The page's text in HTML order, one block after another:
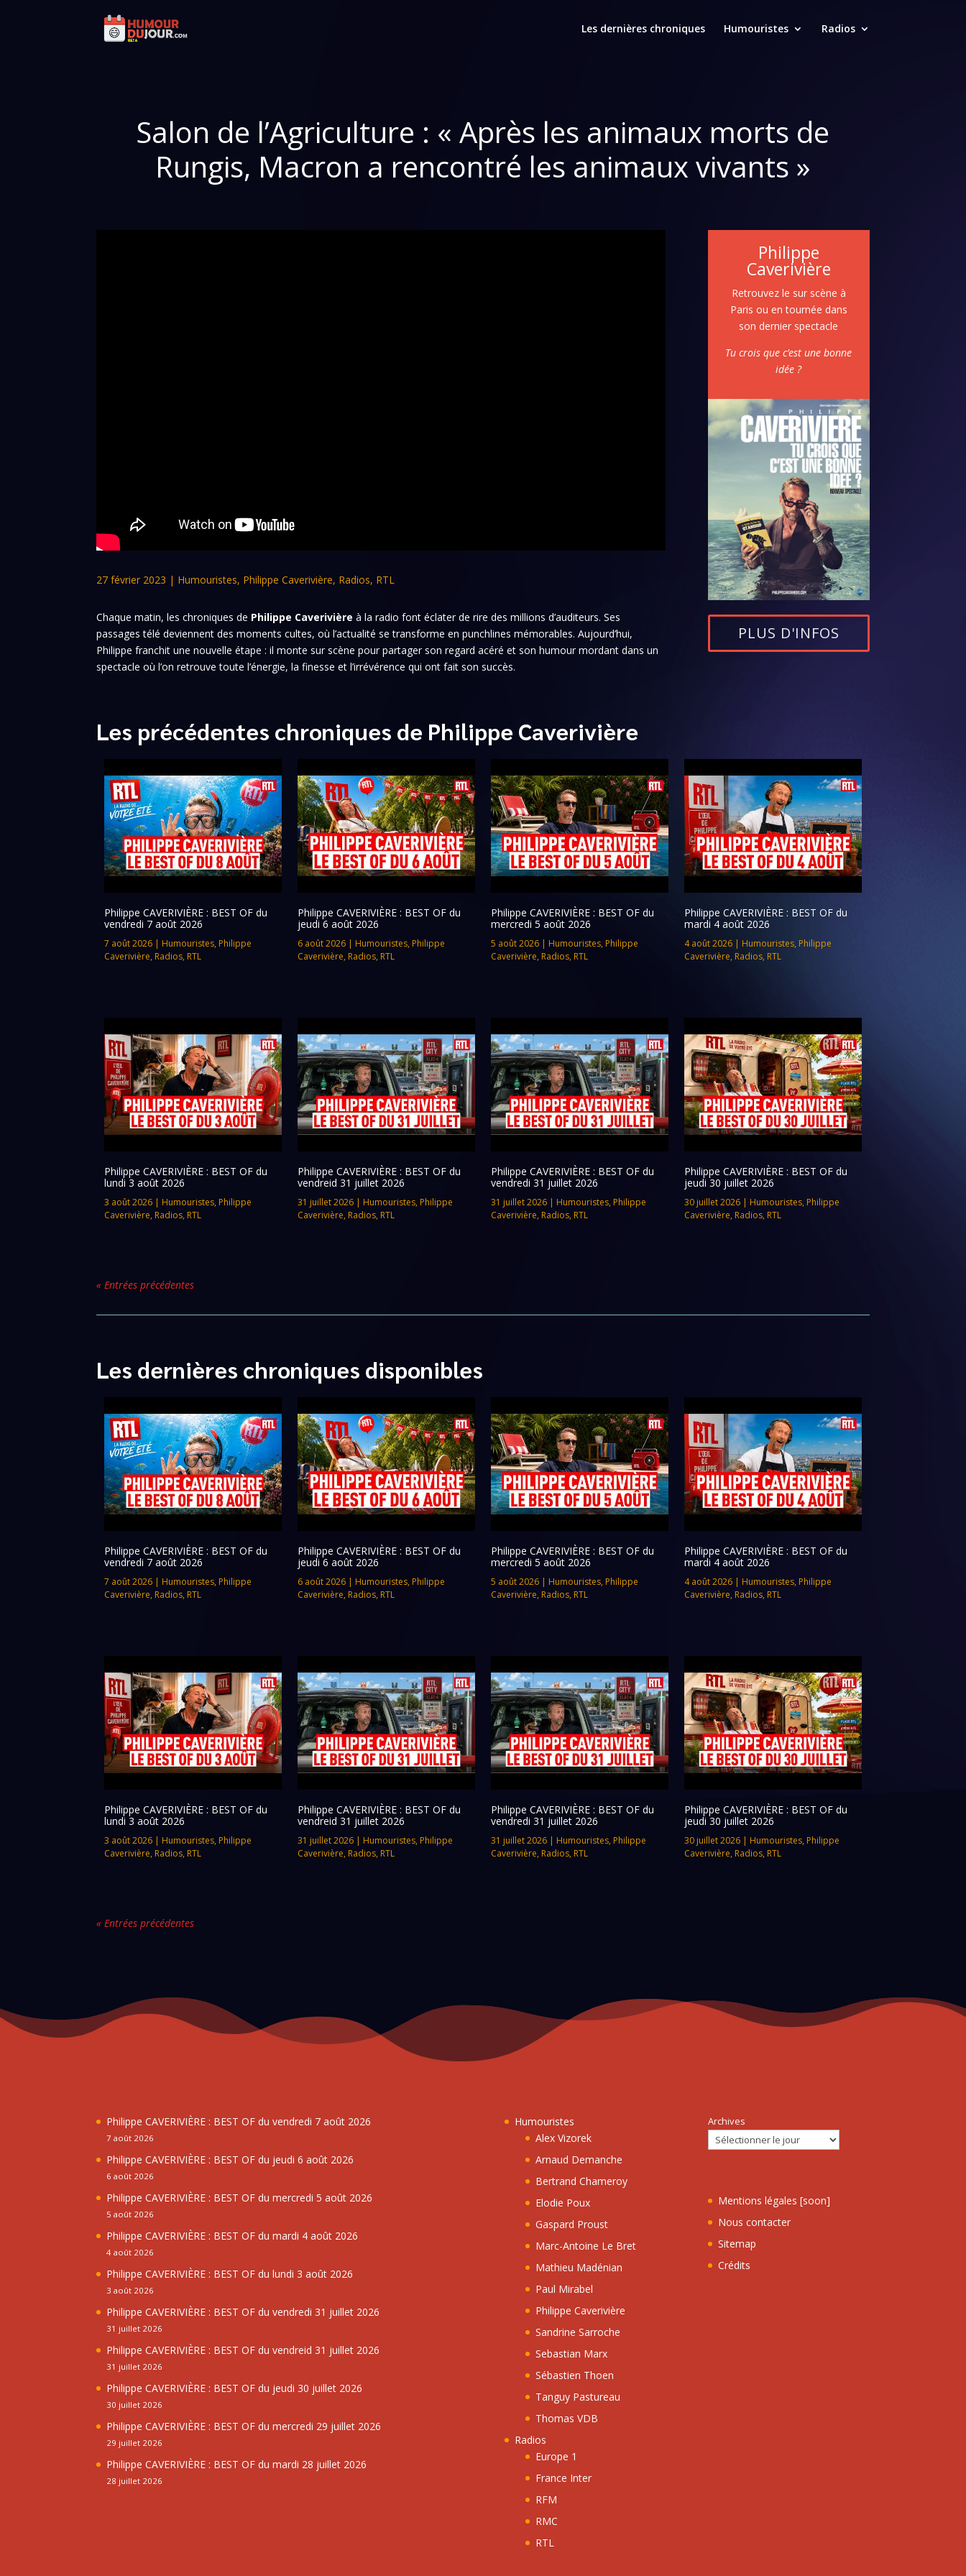
Les dernières chroniques Humouristes Radios
Salon de l’Agriculture : « Après les animaux morts de
Rungis, Macron a rencontré les animaux vivants »
27 février 2023 | Humouristes, Philippe Caverivière, Radios, RTL
Chaque matin, les chroniques de Philippe Caverivière à la radio font éclater de rire des millions d’auditeurs. Ses
passages télé deviennent des moments cultes, où l’actualité se transforme en punchlines mémorables. Aujourd’hui,
Philippe franchit une nouvelle étape : il monte sur scène pour partager son regard acéré et son humour mordant dans un
spectacle où l’on retrouve toute l’énergie, la finesse et l’irrévérence qui ont fait son succès.
Philippe
Caverivière
Retrouvez le sur scène à
Paris ou en tournée dans
son dernier spectacle
Tu crois que c’est une bonne
idée ?
PLUS D'INFOS
Les précédentes chroniques de Philippe Caverivière
Philippe CAVERIVIÈRE : BEST OF du
vendredi 7 août 2026
7 août 2026 | Humouristes, Philippe
Caverivière, Radios, RTL
Philippe CAVERIVIÈRE : BEST OF du
jeudi 6 août 2026
6 août 2026| Humouristes, Philippe
Caverivière, Radios, RTL
Philippe CAVERIVIÈRE : BEST OF du
mercredi 5 août 2026
5 août 2026| Humouristes, Philippe
Caverivière, Radios, RTL
Philippe CAVERIVIÈRE : BEST OF du
mardi 4 août 2026
4 août 2026| Humouristes, Philippe
Caverivière, Radios, RTL
Philippe CAVERIVIÈRE : BEST OF du
lundi 3 août 2026
3 août 2026 | Humouristes, Philippe
Caverivière, Radios, RTL
Philippe CAVERIVIÈRE : BEST OF du
vendreid 31 juillet 2026
31 juillet 2026| Humouristes, Philippe
Caverivière, Radios, RTL
Philippe CAVERIVIÈRE : BEST OF du
vendredi 31 juillet 2026
31 juillet 2026| Humouristes, Philippe
Caverivière, Radios, RTL
Philippe CAVERIVIÈRE : BEST OF du
jeudi 30 juillet 2026
30 juillet 2026| Humouristes, Philippe
Caverivière, Radios, RTL
« Entrées précédentes
Les dernières chroniques disponibles
Philippe CAVERIVIÈRE : BEST OF du
vendredi 7 août 2026
7 août 2026 | Humouristes, Philippe
Caverivière, Radios, RTL
Philippe CAVERIVIÈRE : BEST OF du
jeudi 6 août 2026
6 août 2026| Humouristes, Philippe
Caverivière, Radios, RTL
Philippe CAVERIVIÈRE : BEST OF du
mercredi 5 août 2026
5 août 2026| Humouristes, Philippe
Caverivière, Radios, RTL
Philippe CAVERIVIÈRE : BEST OF du
mardi 4 août 2026
4 août 2026| Humouristes, Philippe
Caverivière, Radios, RTL
Philippe CAVERIVIÈRE : BEST OF du
lundi 3 août 2026
3 août 2026 | Humouristes, Philippe
Caverivière, Radios, RTL
Philippe CAVERIVIÈRE : BEST OF du
vendreid 31 juillet 2026
31 juillet 2026| Humouristes, Philippe
Caverivière, Radios, RTL
Philippe CAVERIVIÈRE : BEST OF du
vendredi 31 juillet 2026
31 juillet 2026| Humouristes, Philippe
Caverivière, Radios, RTL
Philippe CAVERIVIÈRE : BEST OF du
jeudi 30 juillet 2026
30 juillet 2026| Humouristes, Philippe
Caverivière, Radios, RTL
« Entrées précédentes
Philippe CAVERIVIÈRE : BEST OF du vendredi 7 août 2026
7 août 2026
Philippe CAVERIVIÈRE : BEST OF du jeudi 6 août 2026
6 août 2026
Philippe CAVERIVIÈRE : BEST OF du mercredi 5 août 2026
5 août 2026
Philippe CAVERIVIÈRE : BEST OF du mardi 4 août 2026
4 août 2026
Philippe CAVERIVIÈRE : BEST OF du lundi 3 août 2026
3 août 2026
Philippe CAVERIVIÈRE : BEST OF du vendredi 31 juillet 2026
31 juillet 2026
Philippe CAVERIVIÈRE : BEST OF du vendreid 31 juillet 2026
31 juillet 2026
Philippe CAVERIVIÈRE : BEST OF du jeudi 30 juillet 2026
30 juillet 2026
Philippe CAVERIVIÈRE : BEST OF du mercredi 29 juillet 2026
29 juillet 2026
Philippe CAVERIVIÈRE : BEST OF du mardi 28 juillet 2026
28 juillet 2026
Humouristes
Alex Vizorek
Arnaud Demanche
Bertrand Chameroy
Elodie Poux
Gaspard Proust
Marc-Antoine Le Bret
Mathieu Madénian
Paul Mirabel
Philippe Caverivière
Sandrine Sarroche
Sebastian Marx
Sébastien Thoen
Tanguy Pastureau
Thomas VDB
Radios
Europe 1
France Inter
RFM
RMC
RTL
Archives
Mentions légales [soon]
Nous contacter
Sitemap
Crédits